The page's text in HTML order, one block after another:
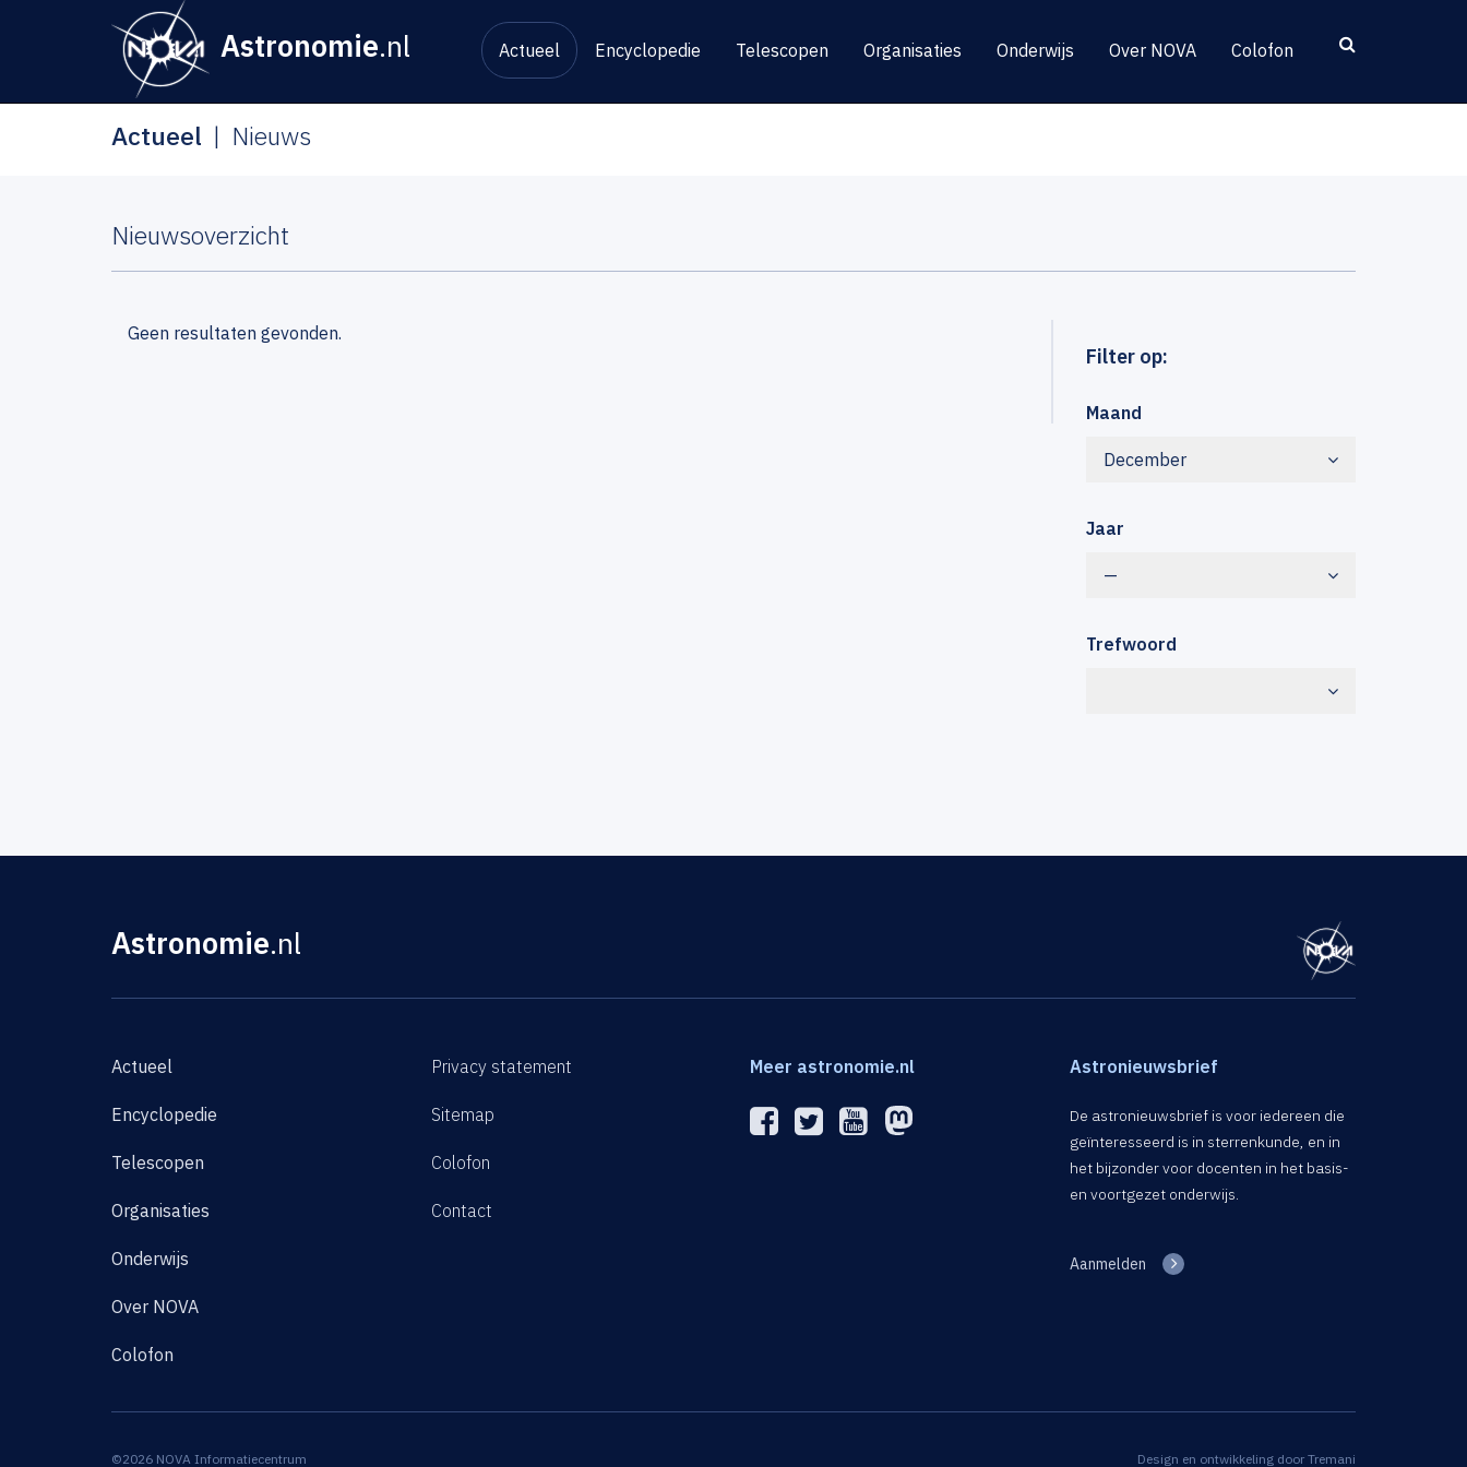
Astronomie.nl Actueel Encyclopedie Telescopen Organisaties Onderwijs Over NOVA Colofon
Actueel Nieuws
Nieuwsoverzicht
Filter op:
Maand
December
Jaar
—
Trefwoord
Geen resultaten gevonden.
Astronomie.nl
Actueel
Encyclopedie
Telescopen
Organisaties
Onderwijs
Over NOVA
Colofon
Privacy statement
Sitemap
Colofon
Contact
Meer astronomie.nl Astronieuwsbrief
De astronieuwsbrief is voor iedereen die
geïnteresseerd is in sterrenkunde, en in
het bijzonder voor docenten in het basis-
en voortgezet onderwijs.
Aanmelden
©2026 NOVA Informatiecentrum Design en ontwikkeling door Tremani